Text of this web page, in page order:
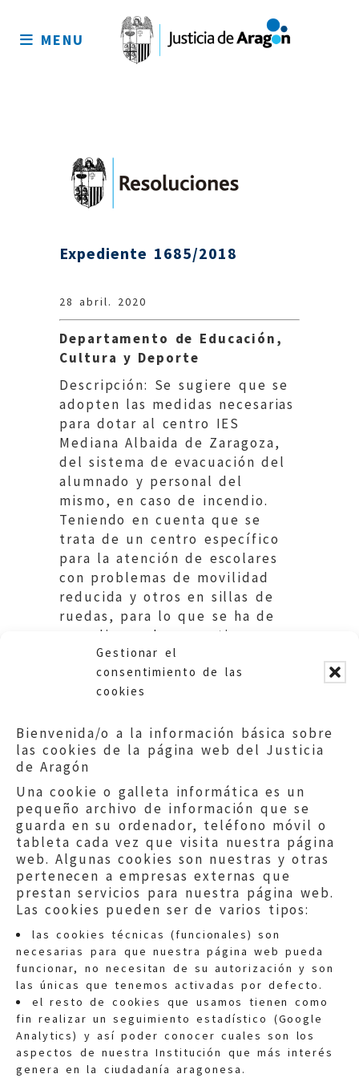
Gestionar el
consentimiento de las
cookies
Bienvenida/o a la información básica sobre
las cookies de la página web del Justicia
de Aragón
Una cookie o galleta informática es un
pequeño archivo de información que se
guarda en su ordenador, teléfono móvil o
tableta cada vez que visita nuestra página
web. Algunas cookies son nuestras y otras
pertenecen a empresas externas que
prestan servicios para nuestra página web.
Las cookies pueden ser de varios tipos:
las cookies técnicas (funcionales) son
necesarias para que nuestra página web pueda
funcionar, no necesitan de su autorización y son
las únicas que tenemos activadas por defecto.
el resto de cookies que usamos tienen como
fin realizar un seguimiento estadístico (Google
Analytics) y así poder conocer cuales son los
aspectos de nuestra Institución que más interés
genera en la ciudadanía aragonesa.
sitio
MENU
Expediente 1685/2018
28 abril. 2020
Departamento de Educación,
Cultura y Deporte
Descripción: Se sugiere que se
adopten las medidas necesarias
para dotar al centro IES
Mediana Albaida de Zaragoza,
del sistema de evacuación del
alumnado y personal del
mismo, en caso de incendio.
Teniendo en cuenta que se
trata de un centro específico
para la atención de escolares
con problemas de movilidad
reducida y otros en sillas de
ruedas, para lo que se ha de
cumplir con la normativa
específica para ello.
Quejas:quejas@eljusticiadearagon.es
Información general:
informacion@eljusticiadearagon.es
Teléfonos:900 210 210/